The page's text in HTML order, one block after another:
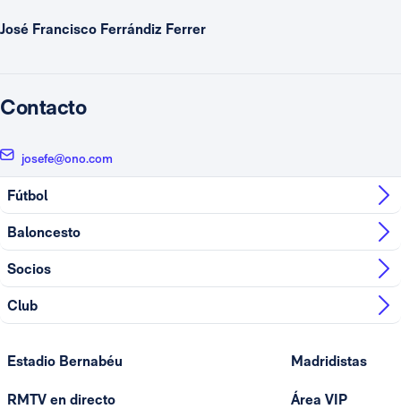
José Francisco Ferrándiz Ferrer
Contacto
josefe@ono.com
Fútbol
Baloncesto
Socios
Club
Estadio Bernabéu
RMTV en directo
Madridistas
Área VIP